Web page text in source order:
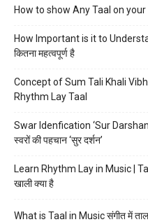
How to show Any Taal on your
How Important is it to
कितना महत्वपूर्ण है
Concept of Sum Tali Khali
Rhythm Lay Taal
Swar Idenfication ‘Sur
स्वरों की पहचान ‘सुर दर्शन’
Learn Rhythm Lay in Music |
खाली क्या है
What is Taal in Music संगीत में ताल